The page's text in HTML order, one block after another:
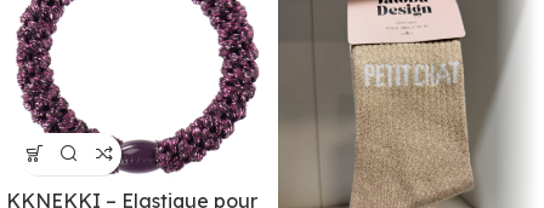
KKNEKKI – Elastique pour